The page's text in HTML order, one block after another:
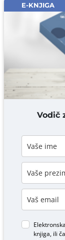
Komentar*
E-KNJIGA
Vodič
knjiga, ili